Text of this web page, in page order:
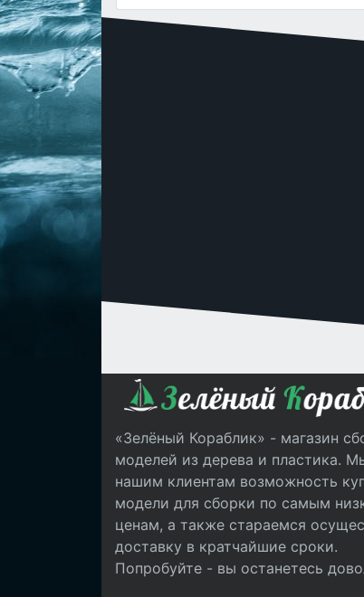
«Зелёный Кораблик» - магазин
моделей из дерева и пластика.
нашим клиентам возможность
модели для сборки по самым
ценам, а также стараемся
доставку в кратчайшие сроки.
Попробуйте - вы останетесь